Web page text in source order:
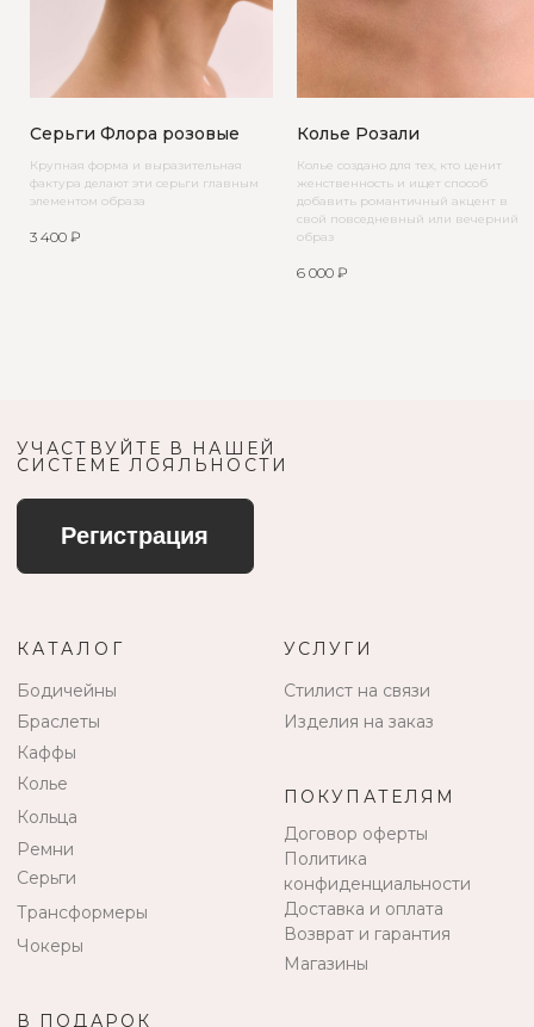
Серьги Флора розовые
Крупная форма и выразительная
фактура делают эти серьги главным
элементом образа
3 400 ₽
Колье Розали
Колье создано для тех, кто ценит
женственность и ищет способ
добавить романтичный акцент в
свой повседневный или вечерний
образ
6 000 ₽